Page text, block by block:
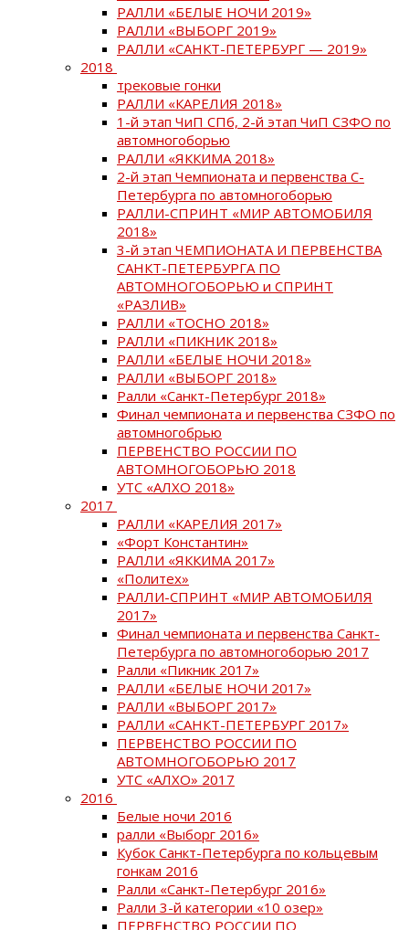
РАЛЛИ «БЕЛЫЕ НОЧИ 2019»
РАЛЛИ «ВЫБОРГ 2019»
РАЛЛИ «САНКТ-ПЕТЕРБУРГ — 2019»
2018
трековые гонки
РАЛЛИ «КАРЕЛИЯ 2018»
1-й этап ЧиП СПб, 2-й этап ЧиП СЗФО по
автомногоборью
РАЛЛИ «ЯККИМА 2018»
2-й этап Чемпионата и первенства С-
Петербурга по автомногоборью
РАЛЛИ-СПРИНТ «МИР АВТОМОБИЛЯ
2018»
3-й этап ЧЕМПИОНАТА И ПЕРВЕНСТВА
САНКТ-ПЕТЕРБУРГА ПО
АВТОМНОГОБОРЬЮ и СПРИНТ
«РАЗЛИВ»
РАЛЛИ «ТОСНО 2018»
РАЛЛИ «ПИКНИК 2018»
РАЛЛИ «БЕЛЫЕ НОЧИ 2018»
РАЛЛИ «ВЫБОРГ 2018»
Ралли «Санкт-Петербург 2018»
Финал чемпионата и первенства СЗФО по
автомногобрью
ПЕРВЕНСТВО РОССИИ ПО
АВТОМНОГОБОРЬЮ 2018
УТС «АЛХО 2018»
2017
РАЛЛИ «КАРЕЛИЯ 2017»
«Форт Константин»
РАЛЛИ «ЯККИМА 2017»
«Политех»
РАЛЛИ-СПРИНТ «МИР АВТОМОБИЛЯ
2017»
Финал чемпионата и первенства Санкт-
Петербурга по автомногоборью 2017
Ралли «Пикник 2017»
РАЛЛИ «БЕЛЫЕ НОЧИ 2017»
РАЛЛИ «ВЫБОРГ 2017»
РАЛЛИ «САНКТ-ПЕТЕРБУРГ 2017»
ПЕРВЕНСТВО РОССИИ ПО
АВТОМНОГОБОРЬЮ 2017
УТС «АЛХО» 2017
2016
Белые ночи 2016
ралли «Выборг 2016»
Кубок Санкт-Петербурга по кольцевым
гонкам 2016
Ралли «Санкт-Петербург 2016»
Ралли 3-й категории «10 озер»
ПЕРВЕНСТВО РОССИИ ПО